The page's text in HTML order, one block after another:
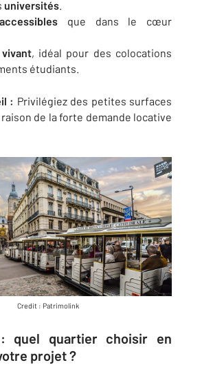
universités.
que dans le cœur
, idéal pour des colocations
étudiants.
: Privilégiez des petites surfaces
de la forte demande locative
Credit : Patrimolink
: quel quartier choisir en
projet ?